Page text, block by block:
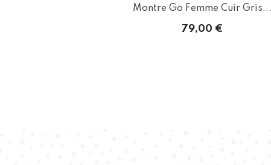
Montre Go Femme Cuir Gris...
79,00 €